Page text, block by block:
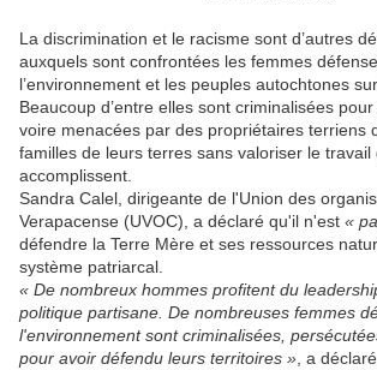
La discrimination et le racisme sont d’autres
auxquels sont confrontées les femmes
l’environnement et les peuples autochtones
Beaucoup d’entre elles sont criminalisées
voire menacées par des propriétaires terriens
familles de leurs terres sans valoriser le travail
accomplissent.
Sandra Calel, dirigeante de l'Union des
Verapacense (UVOC), a déclaré qu'il n'est «
défendre la Terre Mère et ses ressources
système patriarcal.
« De nombreux hommes profitent du
politique partisane. De nombreuses femmes
l'environnement sont criminalisées,
pour avoir défendu leurs territoires » , a